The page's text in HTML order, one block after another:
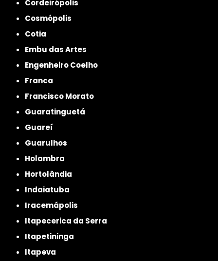
Cordeirópolis
Cosmópolis
Cotia
Embu das Artes
Engenheiro Coelho
Franca
Francisco Morato
Guaratinguetá
Guareí
Guarulhos
Holambra
Hortolândia
Indaiatuba
Iracemápolis
Itapecerica da Serra
Itapetininga
Itapeva